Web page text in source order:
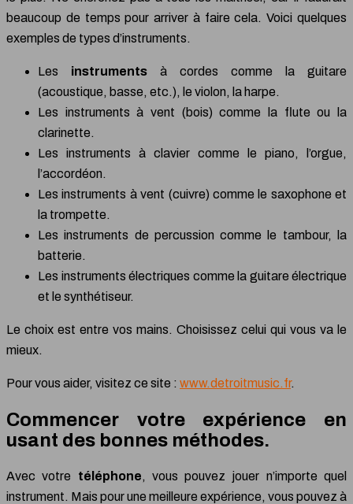
beaucoup de temps pour arriver à faire cela. Voici quelques
exemples de types d’instruments.
Les instruments à cordes comme la guitare
(acoustique, basse, etc.), le violon, la harpe.
Les instruments à vent (bois) comme la flute ou la
clarinette.
Les instruments à clavier comme le piano, l’orgue,
l’accordéon.
Les instruments à vent (cuivre) comme le saxophone et
la trompette.
Les instruments de percussion comme le tambour, la
batterie.
Les instruments électriques comme la guitare électrique
et le synthétiseur.
Le choix est entre vos mains. Choisissez celui qui vous va le
mieux.
Pour vous aider, visitez ce site : www.detroitmusic.fr.
Commencer votre expérience en
usant des bonnes méthodes.
Avec votre téléphone, vous pouvez jouer n’importe quel
instrument. Mais pour une meilleure expérience, vous pouvez à